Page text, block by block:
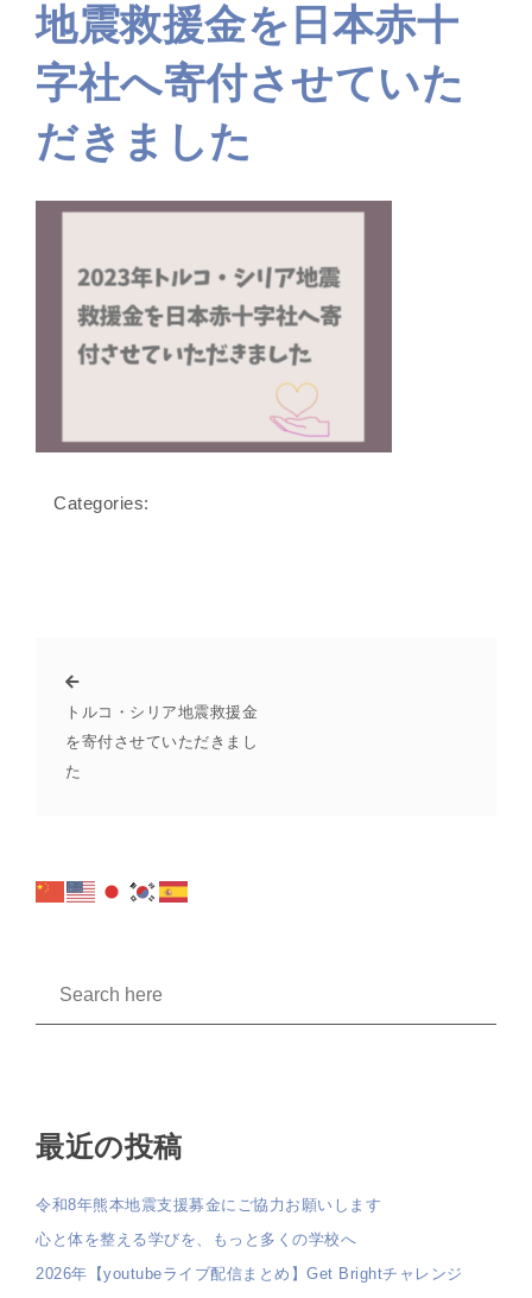
地震救援金を日本赤十
字社へ寄付させていた
だきました
Categories:
トルコ・シリア地震救援金
を寄付させていただきまし
た
最近の投稿
令和8年熊本地震支援募金にご協力お願いします
心と体を整える学びを、もっと多くの学校へ
2026年【youtubeライブ配信まとめ】Get Brightチャレンジ